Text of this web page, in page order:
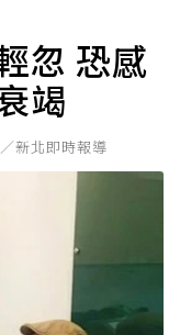
忽 恐感
竭
新北即時報導